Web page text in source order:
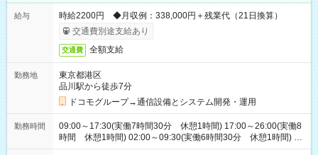
給与
時給2200円 ◆月収例：338,000円＋残業代（21日換算）
交通費別途支給あり
交通費 全額支給
勤務地
東京都港区
品川駅から徒歩7分
ドコモグループ→通信設備とシステム開発・運用
勤務時間
09:00～17:30(実働7時間30分 休憩1時間) 17:00～26:00(実働8
時間 休憩1時間) 02:00～09:30(実働6時間30分 休憩1時間) ※
日勤は就業時間1/夜勤は就業時間2.3を連続で行って頂きます